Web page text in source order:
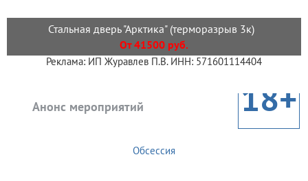
Стальная дверь "Арктика" (терморазрыв 3к)
От 41500 руб.
Реклама: ИП Журавлев П.В. ИНН: 571601114404
Анонс мероприятий 18+
Обсессия